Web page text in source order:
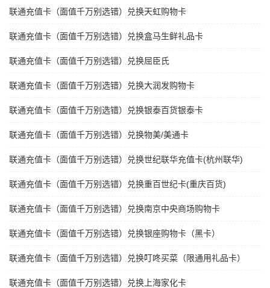
联通充值卡（面值千万别选错）兑换天虹购物卡
联通充值卡（面值千万别选错）兑换盒马生鲜礼品卡
联通充值卡（面值千万别选错）兑换屈臣氏
联通充值卡（面值千万别选错）兑换大润发购物卡
联通充值卡（面值千万别选错）兑换银泰百货银泰卡
联通充值卡（面值千万别选错）兑换物美/美通卡
联通充值卡（面值千万别选错）兑换世纪联华充值卡(杭州联华)
联通充值卡（面值千万别选错）兑换重百世纪卡(重庆百货)
联通充值卡（面值千万别选错）兑换南京中央商场购物卡
联通充值卡（面值千万别选错）兑换银座购物卡（黑卡）
联通充值卡（面值千万别选错）兑换叮咚买菜（限通用礼品卡）
联通充值卡（面值千万别选错）兑换上海家化卡